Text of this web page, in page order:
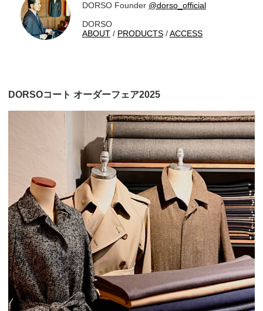
DORSO Founder @dorso_official
DORSO
ABOUT / PRODUCTS /ACCESS
DORSOコート オーダーフェア2025